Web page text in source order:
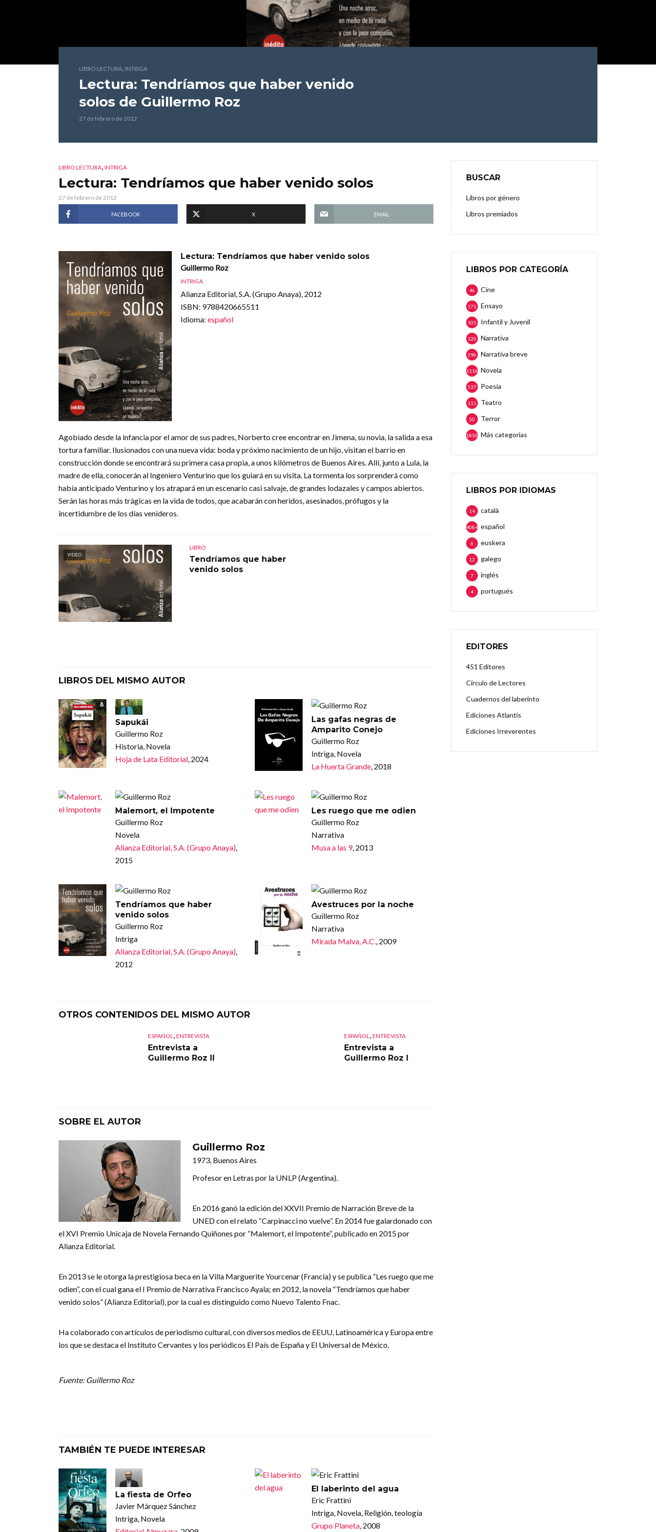
LIBRO LECTURA, INTRIGA
Lectura: Tendríamos que haber venido
solos de Guillermo Roz
27 de febrero de 2012
LIBRO LECTURA, INTRIGA
Lectura: Tendríamos que haber venido solos
27 de febrero de 2012
FACEBOOK X EMAIL
Lectura: Tendríamos que haber venido solos
Guillermo Roz
INTRIGA
Alianza Editorial, S.A. (Grupo Anaya), 2012
ISBN: 9788420665511
Idioma: español
Agobiado desde la infancia por el amor de sus padres, Norberto cree encontrar en Jimena, su novia, la salida a esa
tortura familiar. Ilusionados con una nueva vida: boda y próximo nacimiento de un hijo, visitan el barrio en
construcción donde se encontrará su primera casa propia, a unos kilómetros de Buenos Aires. Allí, junto a Lula, la
madre de ella, conocerán al Ingeniero Venturino que los guiará en su visita. La tormenta los sorprenderá como
había anticipado Venturino y los atrapará en un escenario casi salvaje, de grandes lodazales y campos abiertos.
Serán las horas más trágicas en la vida de todos, que acabarán con heridos, asesinados, prófugos y la
incertidumbre de los días venideros.
VIDEO
LIBRO
Tendríamos que haber
venido solos
LIBROS DEL MISMO AUTOR
Sapukái
Guillermo Roz
Historia, Novela
Hoja de Lata Editorial, 2024
Las gafas negras de
Amparito Conejo
Guillermo Roz
Intriga, Novela
La Huerta Grande, 2018
Malemort, el Impotente
Guillermo Roz
Novela
Alianza Editorial, S.A. (Grupo Anaya),
2015
Les ruego que me odien
Guillermo Roz
Narrativa
Musa a las 9, 2013
Tendríamos que haber
venido solos
Guillermo Roz
Intriga
Alianza Editorial, S.A. (Grupo Anaya),
2012
Avestruces por la noche
Guillermo Roz
Narrativa
Mirada Malva, A.C., 2009
OTROS CONTENIDOS DEL MISMO AUTOR
ESPAÑOL, ENTREVISTA
Entrevista a
Guillermo Roz II
ESPAÑOL, ENTREVISTA
Entrevista a
Guillermo Roz I
SOBRE EL AUTOR
Guillermo Roz
1973, Buenos Aires
Profesor en Letras por la UNLP (Argentina).
En 2016 ganó la edición del XXVII Premio de Narración Breve de la
UNED con el relato “Carpinacci no vuelve”. En 2014 fue galardonado con
el XVI Premio Unicaja de Novela Fernando Quiñones por “Malemort, el Impotente”, publicado en 2015 por
Alianza Editorial.
En 2013 se le otorga la prestigiosa beca en la Villa Marguerite Yourcenar (Francia) y se publica “Les ruego que me
odien”, con el cual gana el I Premio de Narrativa Francisco Ayala; en 2012, la novela “Tendríamos que haber
venido solos” (Alianza Editorial), por la cual es distinguido como Nuevo Talento Fnac.
Ha colaborado con artículos de periodismo cultural, con diversos medios de EEUU, Latinoamérica y Europa entre
los que se destaca el Instituto Cervantes y los periódicos El País de España y El Universal de México.
Fuente: Guillermo Roz
TAMBIÉN TE PUEDE INTERESAR
La fiesta de Orfeo
Javier Márquez Sánchez
Intriga, Novela
El laberinto del agua
Eric Frattini
Intriga, Novela, Religión, teología
Grupo Planeta, 2008
BUSCAR
Libros por género
Libros premiados
LIBROS POR CATEGORÍA
Cine
46
Ensayo
171
Infantil y Juvenil
105
Narrativa
120
Narrativa breve
396
Novela
1116
Poesía
537
Teatro
111
Terror
50
Más categorias
1850
LIBROS POR IDIOMAS
català
14
español
4084
euskera
6
galego
12
inglés
7
portugués
4
EDITORES
451 Editores
Círculo de Lectores
Cuadernos del laberinto
Ediciones Atlantis
Ediciones Irreverentes